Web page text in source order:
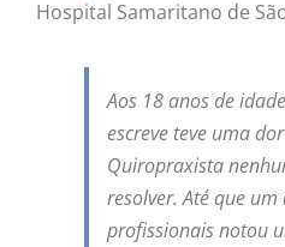
Hospital Samaritano de
Aos 18 anos de
escreve teve uma
Quiropraxista
resolver. Até que
profissionais notou